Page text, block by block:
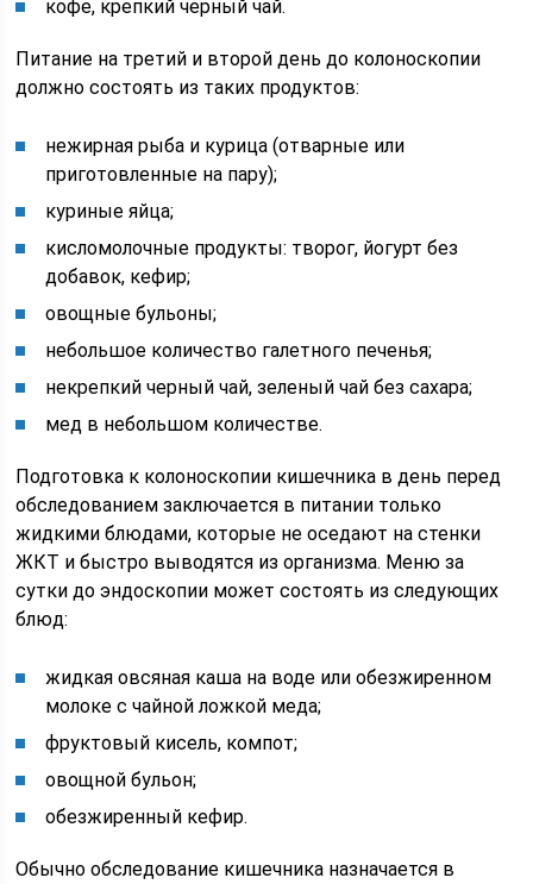
кофе, крепкий черный чай.
Питание на третий и второй день до колоноскопии
должно состоять из таких продуктов:
нежирная рыба и курица (отварные или
приготовленные на пару);
куриные яйца;
кисломолочные продукты: творог, йогурт без
добавок, кефир;
овощные бульоны;
небольшое количество галетного печенья;
некрепкий черный чай, зеленый чай без сахара;
мед в небольшом количестве.
Подготовка к колоноскопии кишечника в день перед
обследованием заключается в питании только
жидкими блюдами, которые не оседают на стенки
ЖКТ и быстро выводятся из организма. Меню за
сутки до эндоскопии может состоять из следующих
блюд:
жидкая овсяная каша на воде или обезжиренном
молоке с чайной ложкой меда;
фруктовый кисель, компот;
овощной бульон;
обезжиренный кефир.
Обычно обследование кишечника назначается в